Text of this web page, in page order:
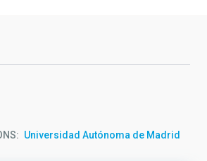
Universidad Autónoma de Madrid